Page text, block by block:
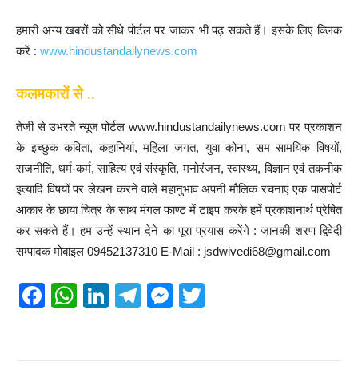
हमारी अन्य खबरों को सीधे पोर्टल पर जाकर भी पढ़ सकते हैं। इसके लिए क्लिक
करें : www.hindustandailynews.com
कलमकारों से ..
तेजी से उभरते न्यूज पोर्टल www.hindustandailynews.com पर प्रकाशन
के इच्छुक कविता, कहानियां, महिला जगत, युवा कोना, सम सामयिक विषयों,
राजनीति, धर्म-कर्म, साहित्य एवं संस्कृति, मनोरंजन, स्वास्थ्य, विज्ञान एवं तकनीक
इत्यादि विषयों पर लेखन करने वाले महानुभाव अपनी मौलिक रचनाएं एक पासपोर्ट
आकार के छाया चित्र के साथ मंगल फाण्ट में टाइप करके हमें प्रकाशनार्थ प्रेषित
कर सकते हैं। हम उन्हें स्थान देने का पूरा प्रयास करेंगे : जानकी शरण द्विवेदी
सम्पादक मोबाइल 09452137310 E-Mail : jsdwivedi68@gmail.com
F
W
Li
T
M